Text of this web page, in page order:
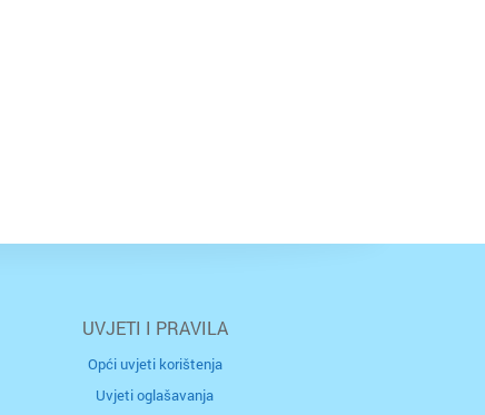
UVJETI I PRAVILA
Opći uvjeti korištenja
Uvjeti oglašavanja